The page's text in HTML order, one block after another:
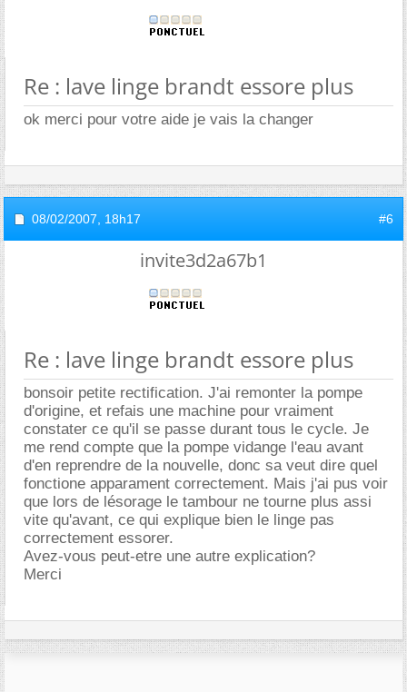
Re : lave linge brandt essore plus
ok merci pour votre aide je vais la changer
08/02/2007, 18h17 #6
invite3d2a67b1
Re : lave linge brandt essore plus
bonsoir petite rectification. J'ai remonter la pompe
d'origine, et refais une machine pour vraiment
constater ce qu'il se passe durant tous le cycle. Je
me rend compte que la pompe vidange l'eau avant
d'en reprendre de la nouvelle, donc sa veut dire quel
fonctione apparament correctement. Mais j'ai pus voir
que lors de lésorage le tambour ne tourne plus assi
vite qu'avant, ce qui explique bien le linge pas
correctement essorer.
Avez-vous peut-etre une autre explication?
Merci